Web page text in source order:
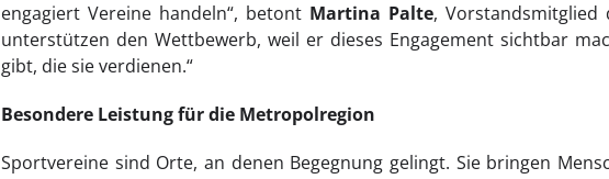
engagiert Vereine handeln“, betont Martina Palte, Vorstandsmitglied
unterstützen den Wettbewerb, weil er dieses Engagement sichtbar
gibt, die sie verdienen.“
Besondere Leistung für die Metropolregion
Sportvereine sind Orte, an denen Begegnung gelingt. Sie bringen